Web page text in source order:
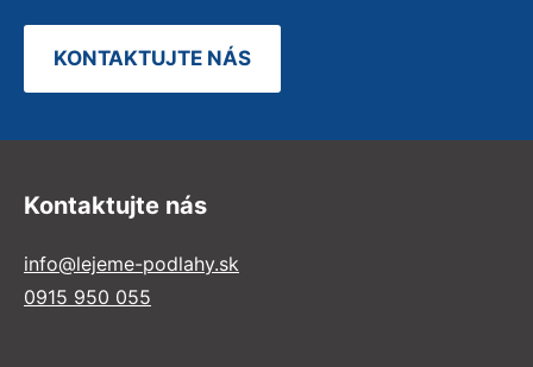
KONTAKTUJTE NÁS
Kontaktujte nás
info@lejeme-podlahy.sk
0915 950 055